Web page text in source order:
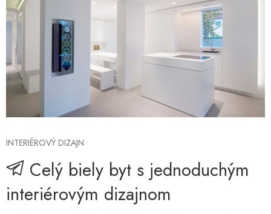
INTERIÉROVÝ DIZAJN
Celý biely byt s jednoduchým
interiérovým dizajnom